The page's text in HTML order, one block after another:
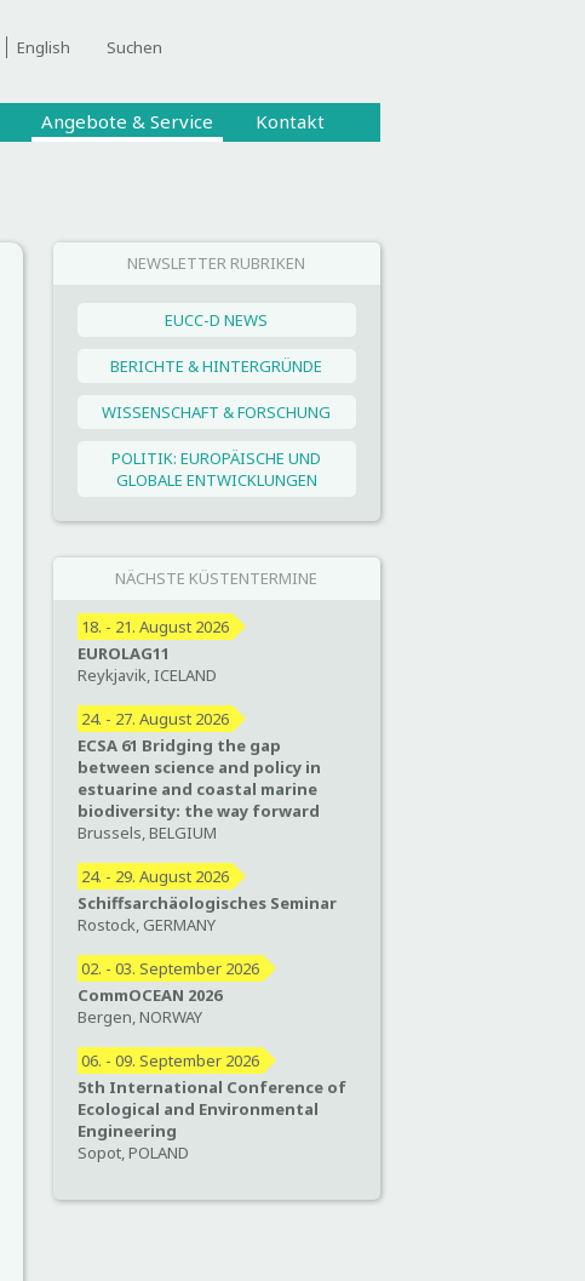
Suchen
English
Angebote & Service Kontakt
NEWSLETTER RUBRIKEN
EUCC-D NEWS
BERICHTE & HINTERGRÜNDE
WISSENSCHAFT & FORSCHUNG
POLITIK: EUROPÄISCHE UND
GLOBALE ENTWICKLUNGEN
NÄCHSTE KÜSTENTERMINE
18. - 21. August 2026
EUROLAG11
Reykjavik, ICELAND
24. - 27. August 2026
ECSA 61 Bridging the gap
between science and policy in
estuarine and coastal marine
biodiversity: the way forward
Brussels, BELGIUM
24. - 29. August 2026
Schiffsarchäologisches Seminar
Rostock, GERMANY
02. - 03. September 2026
CommOCEAN 2026
Bergen, NORWAY
06. - 09. September 2026
5th International Conference of
Ecological and Environmental
Engineering
Sopot, POLAND